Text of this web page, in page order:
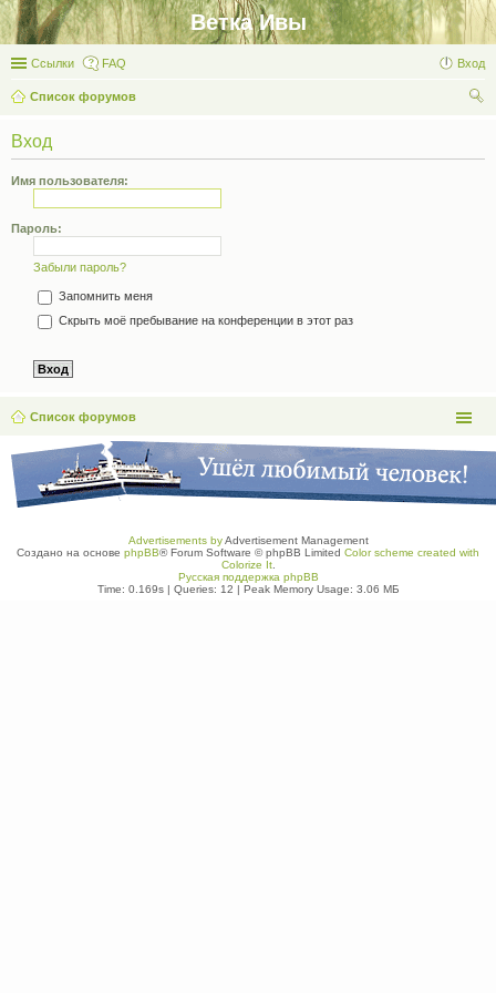
Ветка Ивы
Ссылки FAQ Вход
Список форумов
Вход
Имя пользователя:
Пароль:
Забыли пароль?
Запомнить меня
Скрыть моё пребывание на конференции в этот раз
Список форумов
Advertisements byAdvertisement Management
Создано на основе phpBB® Forum Software © phpBB Limited Color scheme created with
Colorize It.
Русская поддержка phpBB
Time: 0.169s| Queries: 12 | Peak Memory Usage: 3.06 МБ